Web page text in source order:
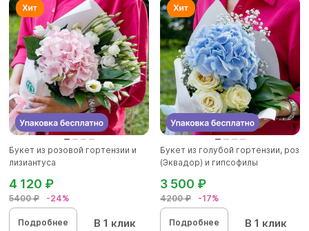
Букет из розовой гортензии и
лизиантуса
5400 ₽ -24%
4 120 ₽
Подробнее В 1 клик
Букет из голубой гортензии, роз
(Эквадор) и гипсофилы
4200 ₽ -17%
3 500 ₽
Подробнее В 1 клик